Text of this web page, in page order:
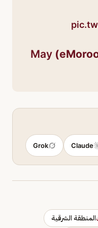
May
Claude
Grok
المنطقة الشرقية